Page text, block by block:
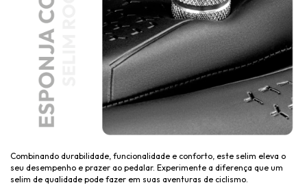
Combinando durabilidade, funcionalidade e conforto, este selim eleva o
seu desempenho e prazer ao pedalar. Experimente a diferença que um
selim de qualidade pode fazer em suas aventuras de ciclismo.